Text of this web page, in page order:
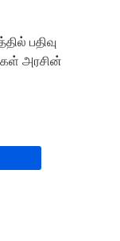
ப‌திவு
அர‌சி‌ன்